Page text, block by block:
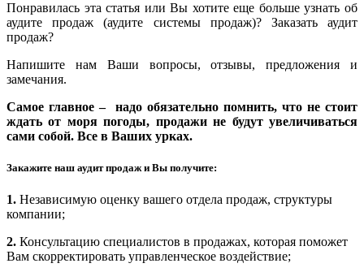
Понравилась эта статья или Вы хотите еще больше узнать об
аудите продаж (аудите системы продаж)? Заказать аудит
продаж?
Напишите нам Ваши вопросы, отзывы, предложения и
замечания.
Самое главное – надо обязательно помнить, что не стоит
ждать от моря погоды, продажи не будут увеличиваться
сами собой. Все в Ваших урках.
Закажите наш аудит продаж и Вы получите:
1. Независимую оценку вашего отдела продаж, структуры
компании;
2. Консультацию специалистов в продажах, которая поможет
Вам скорректировать управленческое воздействие;